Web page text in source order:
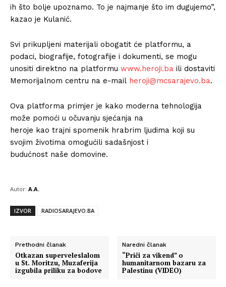
ih što bolje upoznamo. To je najmanje što im dugujemo”,
kazao je Kulanić.
Svi prikupljeni materijali obogatit će platformu, a
podaci, biografije, fotografije i dokumenti, se mogu
unositi direktno na platformu www.heroji.ba ili dostaviti
Memorijalnom centru na e-mail heroji@mcsarajevo.ba.
Ova platforma primjer je kako moderna tehnologija
može pomoći u očuvanju sjećanja na
heroje kao trajni spomenik hrabrim ljudima koji su
svojim životima omogućili sadašnjost i
budućnost naše domovine.
Autor: A.A.
IZVOR RADIOSARAJEVO.BA
Prethodni članak
Otkazan superveleslalom
u St. Moritzu, Muzaferija
izgubila priliku za bodove
Naredni članak
“Priči za vikend” o
humanitarnom bazaru za
Palestinu (VIDEO)